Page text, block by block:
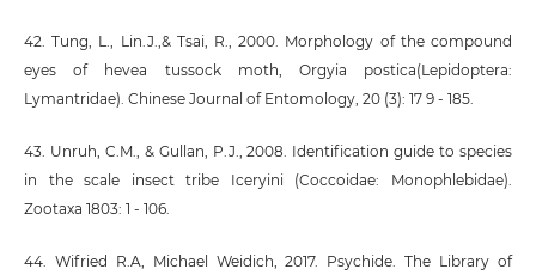
42. Tung, L., Lin.J.,& Tsai, R., 2000. Morphology of the compound
eyes of hevea tussock moth, Orgyia postica(Lepidoptera:
Lymantridae). Chinese Journal of Entomology, 20 (3): 17 9 - 185.
43. Unruh, C.M., & Gullan, P.J., 2008. Identification guide to species
in the scale insect tribe Iceryini (Coccoidae: Monophlebidae).
Zootaxa 1803: 1 - 106.
44. Wifried R.A, Michael Weidich, 2017. Psychide. The Library of